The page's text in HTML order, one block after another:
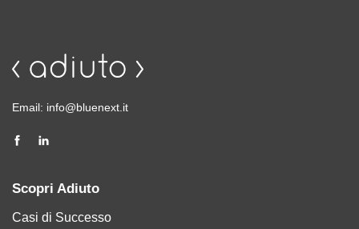
Email: info@bluenext.it
Scopri Adiuto
Casi di Successo